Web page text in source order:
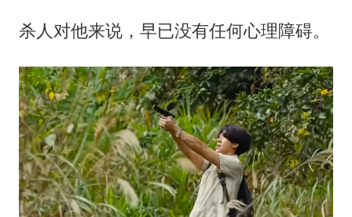
杀人对他来说，早已没有任何心理障碍。